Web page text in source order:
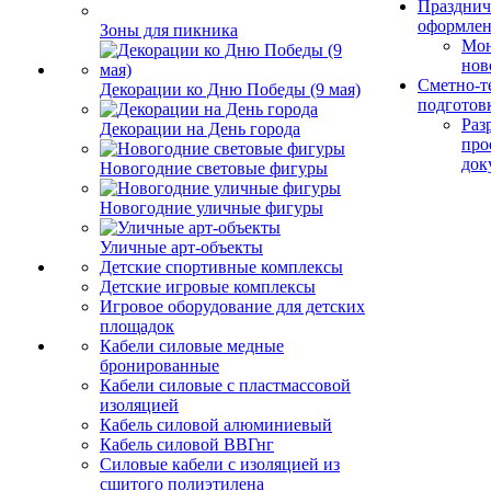
Зоны для пикника
Декорации ко Дню Победы (9 мая)
Декорации на День города
Новогодние световые фигуры
Новогодние уличные фигуры
Уличные арт-объекты
Детские спортивные комплексы
Детские игровые комплексы
Игровое оборудование для детских
площадок
Кабели силовые медные
бронированные
Кабели силовые с пластмассовой
изоляцией
Кабель силовой алюминиевый
Кабель силовой ВВГнг
Силовые кабели с изоляцией из
сшитого полиэтилена
Сметно-